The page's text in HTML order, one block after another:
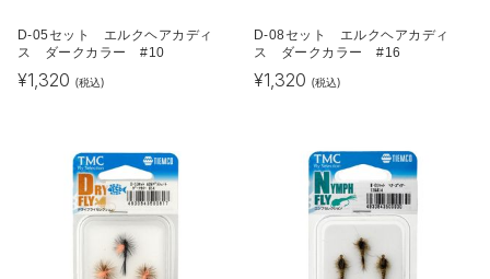
D-05セット エルクヘアカディ
ス ダークカラー #10
¥1,320 (税込)
D-08セット エルクヘアカディ
ス ダークカラー #16
¥1,320 (税込)